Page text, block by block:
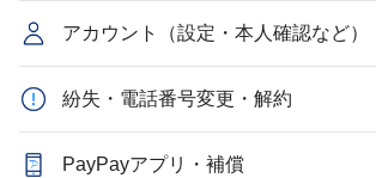
アカウント（設定・本人確認など）
紛失・電話番号変更・解約
PayPayアプリ・補償